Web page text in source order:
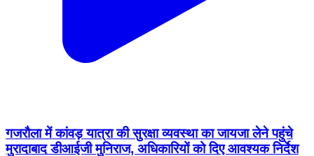
गजरौला में कांवड़ यात्रा की सुरक्षा व्यवस्था का जायजा लेने पहुंचे
मुरादाबाद डीआईजी मुनिराज, अधिकारियों को दिए आवश्यक निर्देश